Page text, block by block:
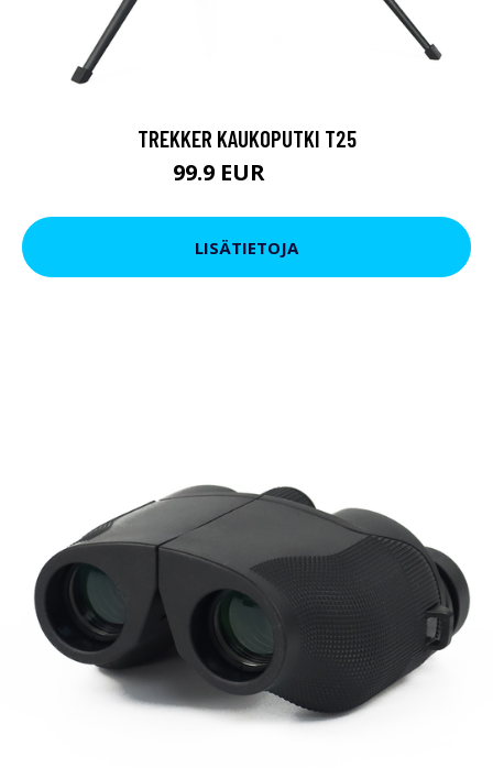
TREKKER KAUKOPUTKI T25
99.9 EUR
LISÄTIETOJA